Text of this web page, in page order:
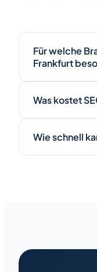
Für welche
Frankfurt
Was kostet
Wie schnell